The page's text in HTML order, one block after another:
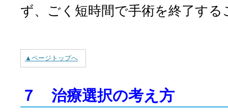
ず、
ごく短時間で手術を終了す
▲ページトップへ
７ 治療選択の考え方